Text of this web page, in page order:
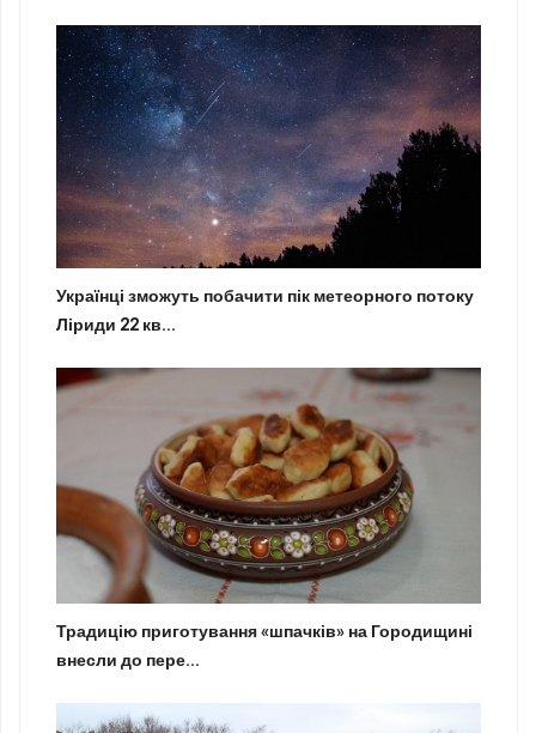
Українці зможуть побачити пік метеорного потоку
Ліриди 22 кв...
Традицію приготування «шпачків» на Городищині
внесли до пере...